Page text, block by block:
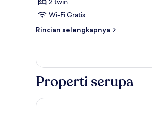
untuk
Superior
Twin
2 twin
Wi-Fi Gratis
Rincian selengkapnya
Rincian
Superior
Room
Properti serupa
Swiss-Belinn Gajah Mada Medan